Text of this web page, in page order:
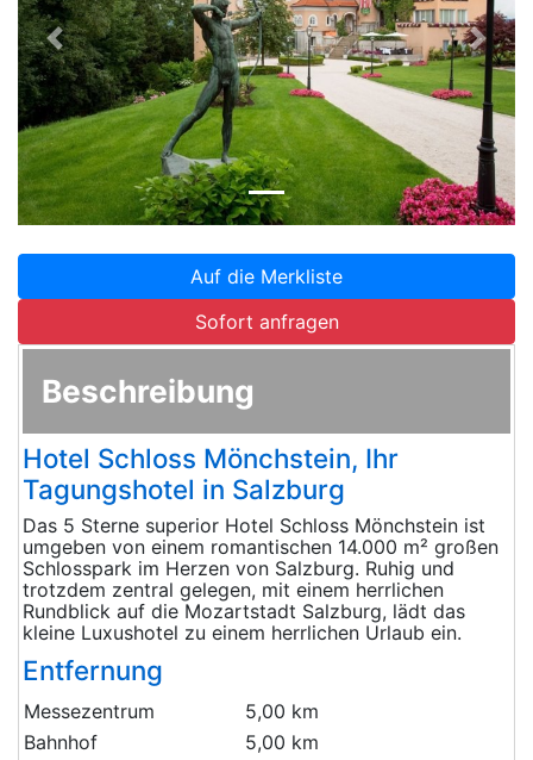
Zurück
Auf die Merkliste
Sofort anfragen
Beschreibung
Hotel Schloss Mönchstein, Ihr
Tagungshotel in Salzburg
Das 5 Sterne superior Hotel Schloss Mönchstein ist
umgeben von einem romantischen 14.000 m² großen
Schlosspark im Herzen von Salzburg. Ruhig und
trotzdem zentral gelegen, mit einem herrlichen
Rundblick auf die Mozartstadt Salzburg, lädt das
kleine Luxushotel zu einem herrlichen Urlaub ein.
Entfernung
Messezentrum
5,00 km
Bahnhof
5,00 km